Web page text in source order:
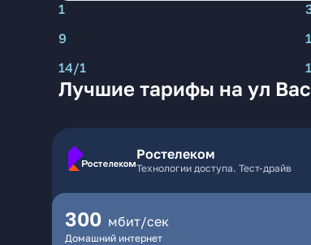
1
9
14/1
Лучшие тарифы на ул
Ростелеком
Технологии доступа. Тест-драйв
300 мбит/сек
Домашний интернет